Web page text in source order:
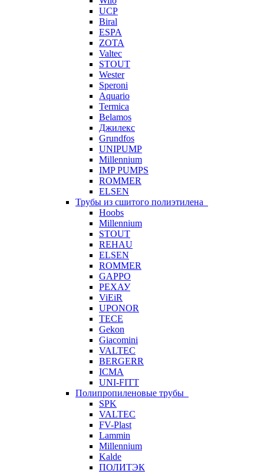
UCP
Biral
ESPA
ZOTA
Valtec
STOUT
Wester
Speroni
Aquario
Termica
Belamos
Джилекс
Grundfos
UNIPUMP
Millennium
IMP PUMPS
ROMMER
ELSEN
Трубы из сшитого полиэтилена
Hoobs
Millennium
STOUT
REHAU
ELSEN
ROMMER
GAPPO
РЕХАУ
ViEiR
UPONOR
TECE
Gekon
Giacomini
VALTEC
BERGERR
ICMA
UNI-FITT
Полипропиленовые трубы
SPK
VALTEC
FV-Plast
Lammin
Millennium
Kalde
ПОЛИТЭК